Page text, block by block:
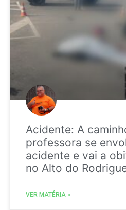
Acidente: A
professora se
acidente e vai a
no Alto do
VER MATÉRIA »